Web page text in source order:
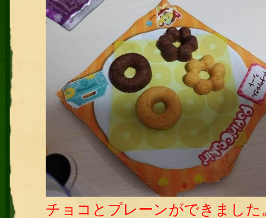
チョコとプレーンができました